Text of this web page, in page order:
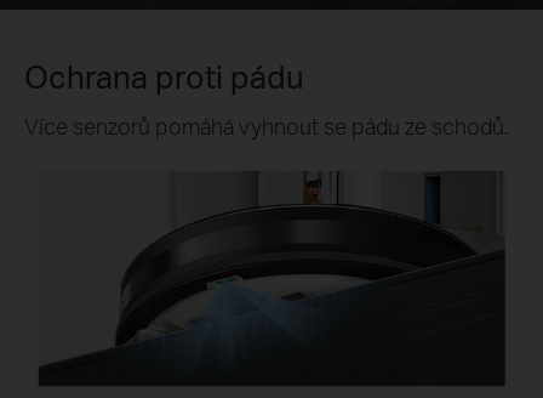
Ochrana proti pádu
Více senzorů pomáhá vyhnout se pádu ze schodů.